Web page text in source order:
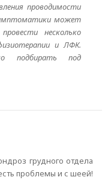
проводимости
может
несколько
и ЛФК.
подбирать под
грудного отдела
проблемы и с шеей!